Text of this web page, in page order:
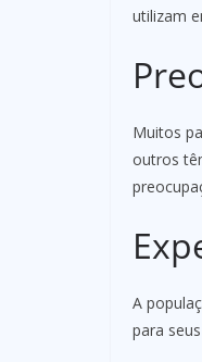
utilizam
Muitos
outros
A
para